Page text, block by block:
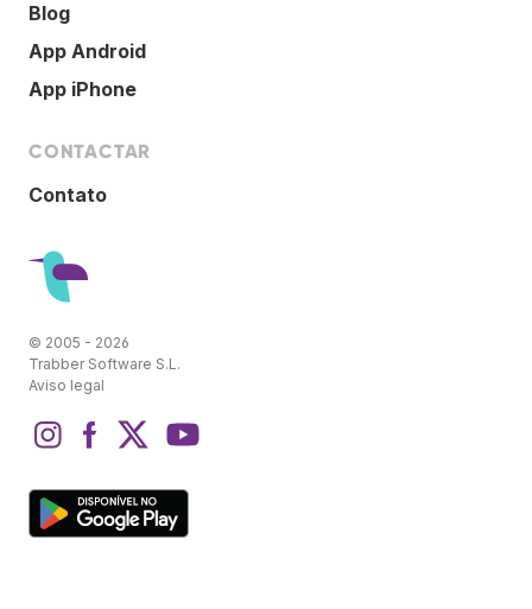
Blog
App Android
App iPhone
CONTACTAR
Contato
© 2005 - 2026
Trabber Software S.L.
Aviso legal